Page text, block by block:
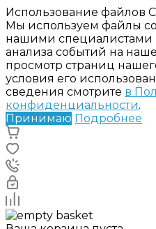
Использование файлов
Мы используем файлы
нашими специалистами
анализа событий на
просмотр страниц
условия его
сведения смотрите в
конфиденциальности.
Принимаю Подробнее